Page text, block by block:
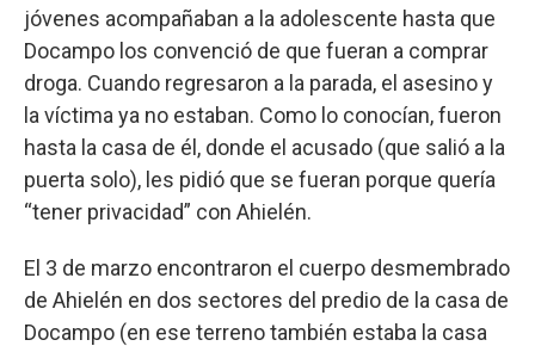
jóvenes acompañaban a la adolescente hasta que
Docampo los convenció de que fueran a comprar
droga. Cuando regresaron a la parada, el asesino y
la víctima ya no estaban. Como lo conocían, fueron
hasta la casa de él, donde el acusado (que salió a la
puerta solo), les pidió que se fueran porque quería
“tener privacidad” con Ahielén.
El 3 de marzo encontraron el cuerpo desmembrado
de Ahielén en dos sectores del predio de la casa de
Docampo (en ese terreno también estaba la casa